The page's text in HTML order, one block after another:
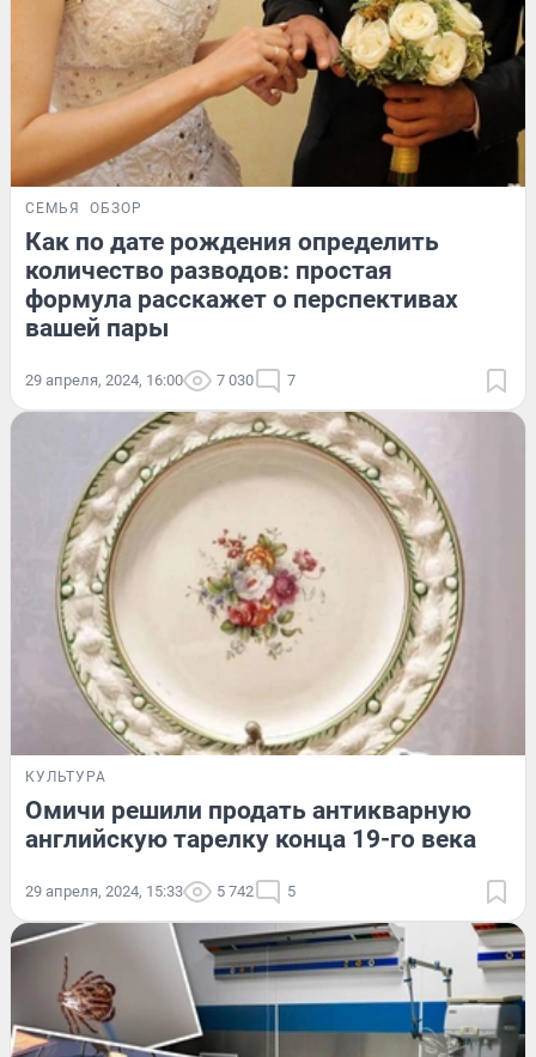
СЕМЬЯ ОБЗОР
Как по дате рождения определить
количество разводов: простая
формула расскажет о перспективах
вашей пары
29 апреля, 2024, 16:00 7 030 7
КУЛЬТУРА
Омичи решили продать антикварную
английскую тарелку конца 19-го века
29 апреля, 2024, 15:33 5 742 5